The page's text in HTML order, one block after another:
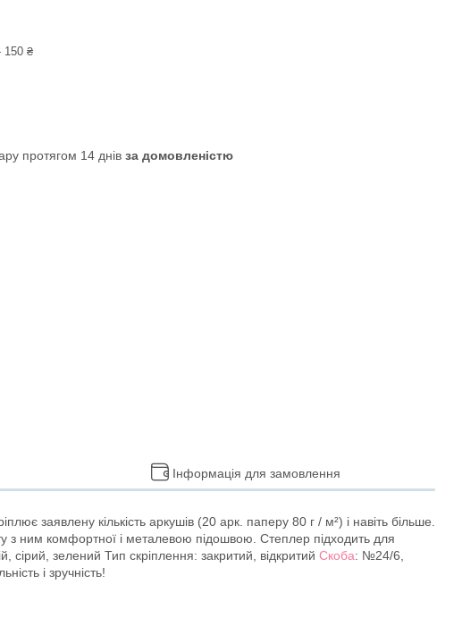
150 ₴
протягом 14 днів за домовленістю
Інформація для замовлення
заявлену кількість аркушів (20 арк. паперу 80 г / м²) і навіть більше.
ним комфортної і металевою підошвою. Степлер підходить для
зелений Тип скріплення: закритий, відкритий Скоба: №24/6,
і зручність!